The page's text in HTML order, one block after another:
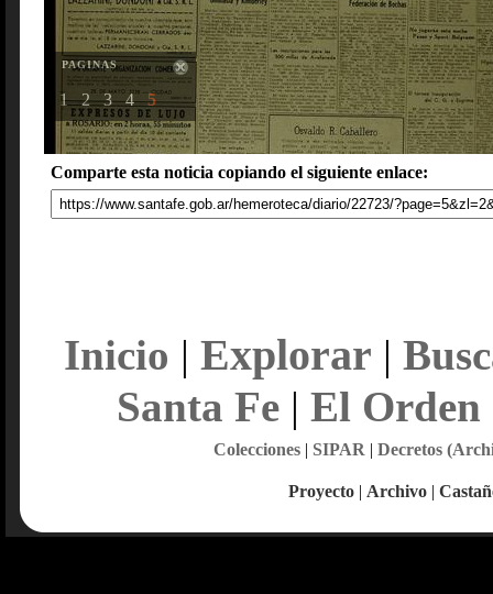
PAGINAS
1 2 3 4 5
Comparte esta noticia copiando el siguiente enlace:
Inicio | Explorar |
Santa Fe| El Orden
Colecciones| SIPAR | Decretos
Proyecto | Archivo |